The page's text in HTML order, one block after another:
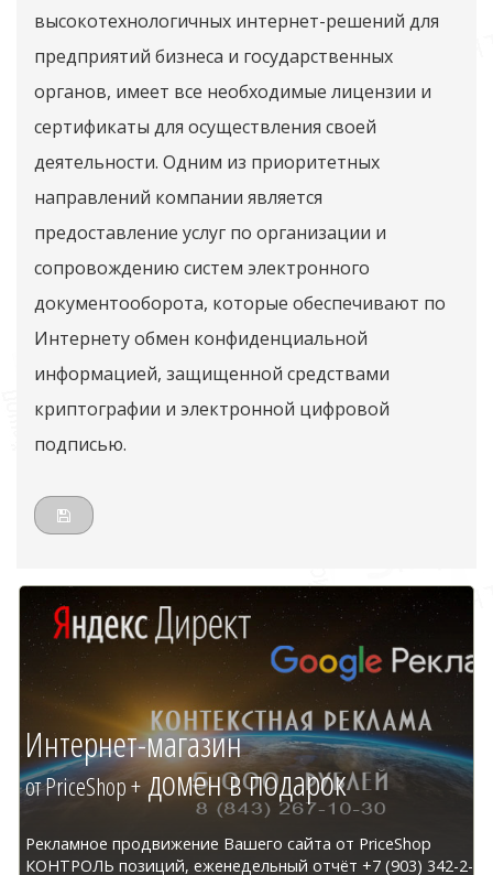
высокотехнологичных интернет-решений для
предприятий бизнеса и государственных
органов, имеет все необходимые лицензии и
сертификаты для осуществления своей
деятельности. Одним из приоритетных
направлений компании является
предоставление услуг по организации и
сопровождению систем электронного
документооборота, которые обеспечивают по
Интернету обмен конфиденциальной
информацией, защищенной средствами
криптографии и электронной цифровой
подписью.
Интернет-магазин
от PriceShop +домен в подарок
Рекламное продвижение Вашего сайта от PriceShop
КОНТРОЛЬ позиций, еженедельный отчёт +7 (903) 342-2-